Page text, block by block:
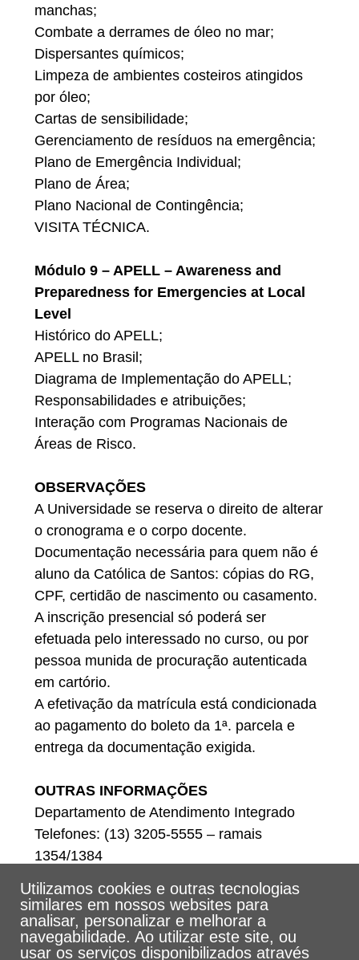
manchas;
Combate a derrames de óleo no mar;
Dispersantes químicos;
Limpeza de ambientes costeiros atingidos
por óleo;
Cartas de sensibilidade;
Gerenciamento de resíduos na emergência;
Plano de Emergência Individual;
Plano de Área;
Plano Nacional de Contingência;
VISITA TÉCNICA.
Módulo 9 – APELL – Awareness and
Preparedness for Emergencies at Local
Level
Histórico do APELL;
APELL no Brasil;
Diagrama de Implementação do APELL;
Responsabilidades e atribuições;
Interação com Programas Nacionais de
Áreas de Risco.
OBSERVAÇÕES
A Universidade se reserva o direito de alterar
o cronograma e o corpo docente.
Documentação necessária para quem não é
aluno da Católica de Santos: cópias do RG,
CPF, certidão de nascimento ou casamento.
A inscrição presencial só poderá ser
efetuada pelo interessado no curso, ou por
pessoa munida de procuração autenticada
em cartório.
A efetivação da matrícula está condicionada
ao pagamento do boleto da 1ª. parcela e
entrega da documentação exigida.
OUTRAS INFORMAÇÕES
Departamento de Atendimento Integrado
Telefones: (13) 3205-5555 – ramais
1354/1384
Utilizamos cookies e outras tecnologias
similares em nossos websites para
analisar, personalizar e melhorar a
navegabilidade. Ao utilizar este site, ou
usar os serviços disponibilizados através